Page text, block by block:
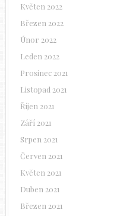
Květen 2022
Březen 2022
Únor 2022
Leden 2022
Prosinec 2021
Listopad 2021
Říjen 2021
Září 2021
Srpen 2021
Červen 2021
Květen 2021
Duben 2021
Březen 2021